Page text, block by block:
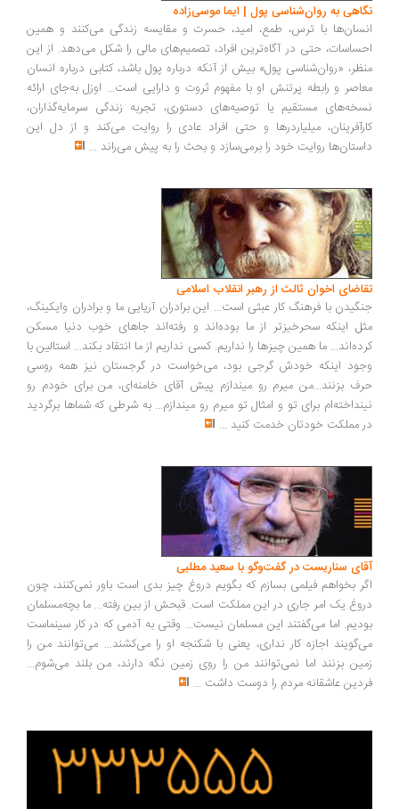
به روان‌شناسی پول | ایما موسی‌زاده
با ترس، طمع، امید، حسرت و مقایسه زندگی می‌کنند و همین
حتی در آگاه‌ترین افراد، تصمیم‌های مالی را شکل می‌دهد. از این
«روان‌شناسی پول» بیش از آنکه درباره پول باشد، کتابی درباره انسان
و رابطه پرتنش او با مفهوم ثروت و دارایی است... اوزل به‌جای ارائه
مستقیم یا توصیه‌های دستوری، تجربه زندگی سرمایه‌گذاران،
میلیاردرها و حتی افراد عادی را روایت می‌کند و از دل این
روایت خود را برمی‌سازد و بحث را به پیش می‌راند...
اخوان ثالث از رهبر انقلاب اسلامی
با فرهنگ کار عبثی است... این برادران آریایی ما و برادران وایکینگ،
اینکه سحرخیزتر از ما بوده‌اند و رفته‌اند جاهای خوب دنیا مسکن
ما همین چیزها را نداریم. کسی نداریم از ما انتقاد بکند... استالین با
اینکه خودش گرجی بود، می‌خواست در گرجستان نیز همه روسی
بزنند...من میرم رو میندازم پیش آقای خامنه‌ای، من برای خودم رو
برای تو و امثال تو میرم رو میندازم... به شرطی که شماها برگردید
مملکت خودتان خدمت کنید...
سناریست در گفت‌وگو با سعید مطلبی
بخواهم فیلمی بسازم که بگویم دروغ چیز بدی است باور نمی‌کنند، چون
یک امر جاری در این مملکت است. قبحش از بین رفته... ما بچه‌مسلمان
اما می‌گفتند این مسلمان نیست... وقتی به آدمی که در کار سینماست
اجازه کار نداری، یعنی با شکنجه او را می‌کشند... می‌توانند من را
بزنند اما نمی‌توانند من را روی زمین نگه دارند، من بلند می‌شوم...
عاشقانه مردم را دوست داشت ...